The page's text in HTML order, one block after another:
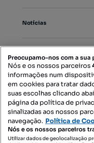
Notícias
Mapa do Site
Contacte-nos
Preocupamo-nos com a sua
Nós e os nossos parceiros
informações num
em cookies para tratar
suas escolhas clicando
página da política de
sinalizadas aos nossos
navegação. Política de
Nós e os nossos parceiros
Utilizar dados de geolocalização